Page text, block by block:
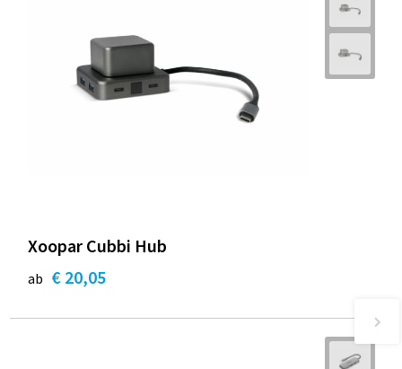
Xoopar Cubbi Hub
ab € 20,05